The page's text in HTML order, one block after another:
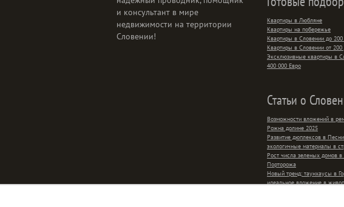
и консультант в мире
недвижимости на территории
Словении!
Квартиры в Любляне
Квартиры на побережье
Квартиры в Словении до
Квартиры в Словении от
Эксклюзивные квартиры в
400 000 Евро
Статьи о
Возможности вложений в
Рожна долине 2025
Развитие дюплексов в
экологичные материалы в
Рост числа зеленых домов
Порторожа
Новый тренд: таунхаусы в
идеальное вложение в